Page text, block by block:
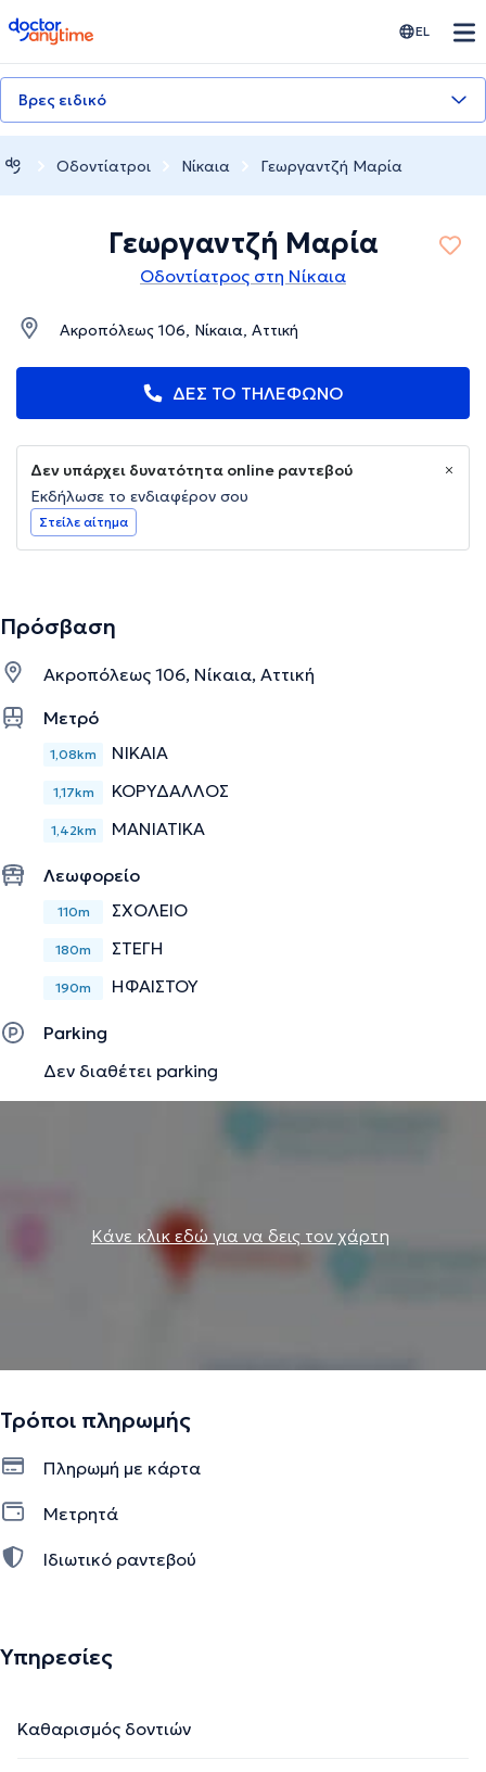
doctoranytime EL
Βρες ειδικό
Οδοντίατροι Νίκαια Γεωργαντζή Μαρία
Γεωργαντζή Μαρία
Οδοντίατρος στη Νίκαια
Ακροπόλεως 106, Νίκαια, Αττική
ΔΕΣ ΤΟ ΤΗΛΕΦΩΝΟ
Δεν υπάρχει δυνατότητα online ραντεβού
Εκδήλωσε το ενδιαφέρον σου
Στείλε αίτημα
Πρόσβαση
Ακροπόλεως 106, Νίκαια, Αττική
Μετρό
1,08km ΝΙΚΑΙΑ
1,17km ΚΟΡΥΔΑΛΛΟΣ
1,42km ΜΑΝΙΑΤΙΚΑ
Λεωφορείο
110m ΣΧΟΛΕΙΟ
180m ΣΤΕΓΗ
190m ΗΦΑΙΣΤΟΥ
Parking
Δεν διαθέτει parking
Κάνε κλικ εδώ για να δεις τον χάρτη
Τρόποι πληρωμής
Πληρωμή με κάρτα
Μετρητά
Ιδιωτικό ραντεβού
Υπηρεσίες
Καθαρισμός δοντιών